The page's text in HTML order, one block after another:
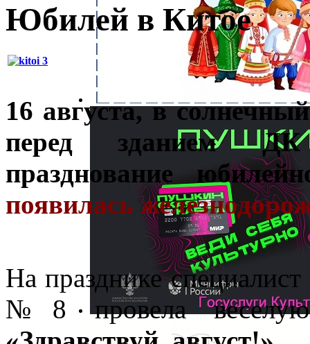
Юбилей в Китое
16 августа, в
перед зданием ДК
празднование
появилась
На празднике
№8 провела веселую